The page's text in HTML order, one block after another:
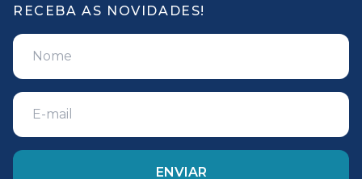
RECEBA AS NOVIDADES!